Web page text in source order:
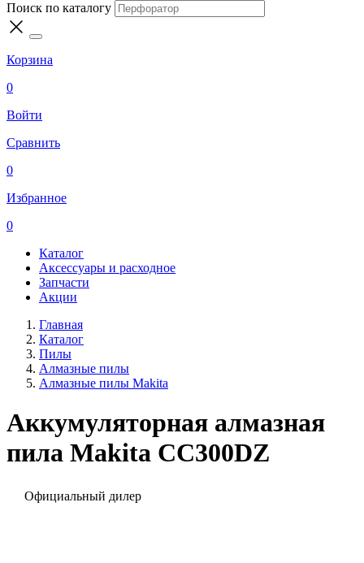
Поиск по каталогу
Корзина
0
Войти
Сравнить
0
Избранное
0
Каталог
Аксессуары и расходное
Запчасти
Акции
Главная
Каталог
Пилы
Алмазные пилы
Алмазные пилы Makita
Аккумуляторная алмазная
пила Makita CC300DZ
Официальный дилер